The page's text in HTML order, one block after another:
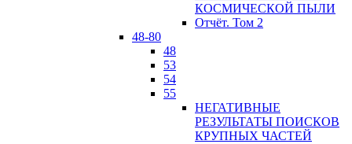
КОСМИЧЕСКОЙ ПЫЛИ
Отчёт. Том 2
48-80
48
53
54
55
НЕГАТИВНЫЕ
РЕЗУЛЬТАТЫ ПОИСКОВ
КРУПНЫХ ЧАСТЕЙ